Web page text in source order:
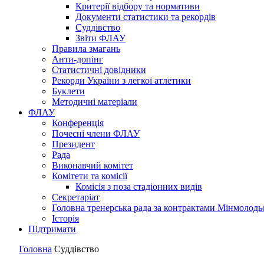
Критерії відбору та нормативи
Документи статистики та рекордів
Суддівство
Звіти ФЛАУ
Правила змагань
Анти-допінг
Статистичні довідники
Рекорди України з легкої атлетики
Буклети
Методичні матеріали
ФЛАУ
Конференція
Почесні члени ФЛАУ
Президент
Рада
Виконавчий комітет
Комітети та комісії
Комісія з поза стадіонних видів
Секретаріат
Головна тренерська рада за контрактами
Історія
Підтримати
Головна Суддівство